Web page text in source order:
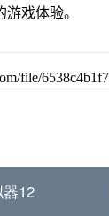
戏体验。